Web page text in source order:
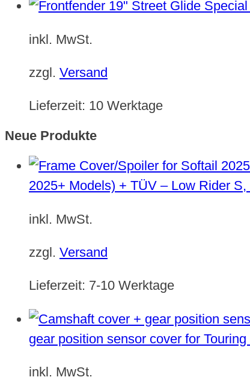
inkl. MwSt.
zzgl. Versand
Lieferzeit: 10 Werktage
Neue Produkte
2025+ Models) + TÜV – Low Rider
inkl. MwSt.
zzgl. Versand
Lieferzeit: 7-10 Werktage
gear position sensor cover for
inkl. MwSt.